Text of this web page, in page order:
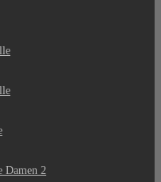
Damen 2